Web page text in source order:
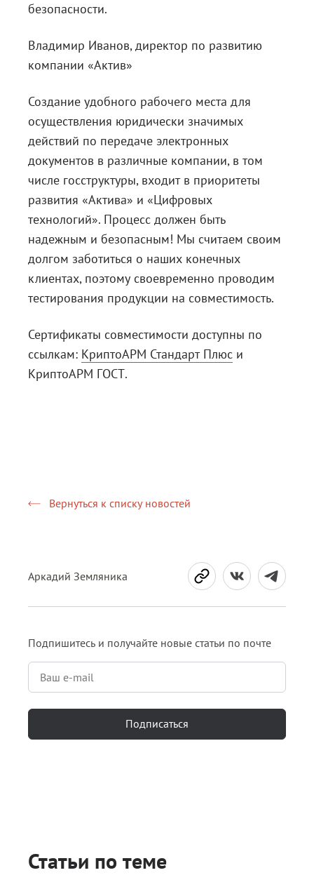
безопасности.
Владимир Иванов, директор по развитию
компании «Актив»
Создание удобного рабочего места для
осуществления юридически значимых
действий по передаче электронных
документов в различные компании, в том
числе госструктуры, входит в приоритеты
развития «Актива» и «Цифровых
технологий». Процесс должен быть
надежным и безопасным! Мы считаем своим
долгом заботиться о наших конечных
клиентах, поэтому своевременно проводим
тестирования продукции на совместимость.
Сертификаты совместимости доступны по
ссылкам: КриптоАРМ Стандарт Плюс и
КриптоАРМ ГОСТ.
Вернуться к списку новостей
Аркадий Земляника
Подпишитесь и получайте новые статьи по почте
Подписаться
Статьи по теме